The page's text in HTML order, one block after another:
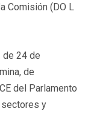
Comisión (DO L
de 24 de
de
del Parlamento
sectores y